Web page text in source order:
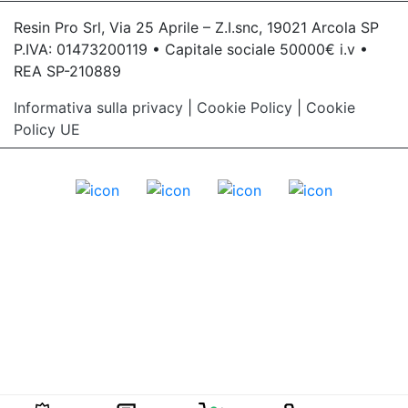
Stampi fiori Stampini cuore Sapone stampi Come
fare stampi Stampi cuori See all articles →
Resin Pro Srl, Via 25 Aprile – Z.I.snc, 19021 Arcola SP
P.IVA: 01473200119 • Capitale sociale 50000€ i.v •
REA SP-210889
Informativa sulla privacy
Cookie Policy
Cookie
Policy UE